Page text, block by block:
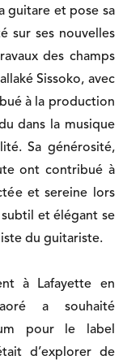
guitare et pose sa
sur ses nouvelles
des champs
Sissoko, avec
à la production
dans la musique
Sa générosité,
ont contribué à
et sereine lors
et élégant se
du guitariste.
à Lafayette en
a souhaité
pour le label
d’explorer de